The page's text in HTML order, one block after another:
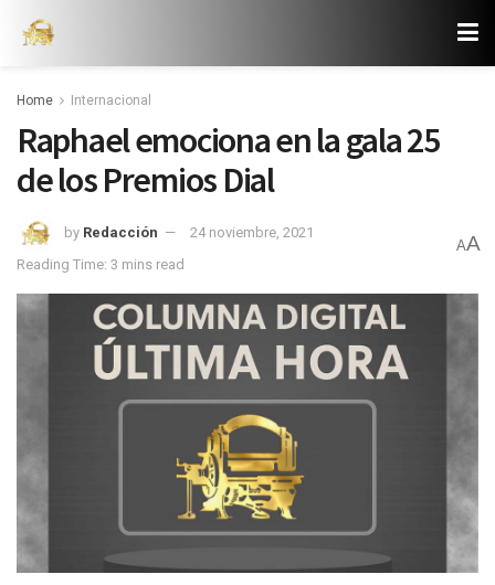
Home Internacional
Raphael emociona en la gala 25
de los Premios Dial
by Redacción
24 noviembre, 2021
Reading Time: 3 mins read
AA